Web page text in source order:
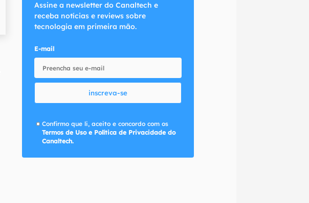
Assine a newsletter do Canaltech e
receba notícias e reviews sobre
tecnologia em primeira mão.
E-mail
inscreva-se
Confirmo que li, aceito e concordo com os
Termos de Uso e Política de Privacidade do
Canaltech.